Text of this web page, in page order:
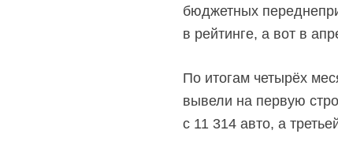
бюджетных
в рейтинге, а вот в
По итогам четырёх
вывели на первую
с 11 314 авто, а